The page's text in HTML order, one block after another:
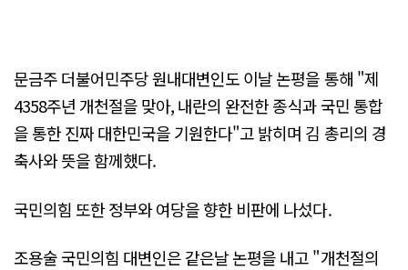
문금주 더불어민주당 원내대변인도 이날 논평을 통해 "제
4358주년 개천절을 맞아, 내란의 완전한 종식과 국민 통합
을 통한 진짜 대한민국을 기원한다"고 밝히며 김 총리의 경
축사와 뜻을 함께했다.
국민의힘 또한 정부와 여당을 향한 비판에 나섰다.
조용술 국민의힘 대변인은 같은날 논평을 내고 "개천절의